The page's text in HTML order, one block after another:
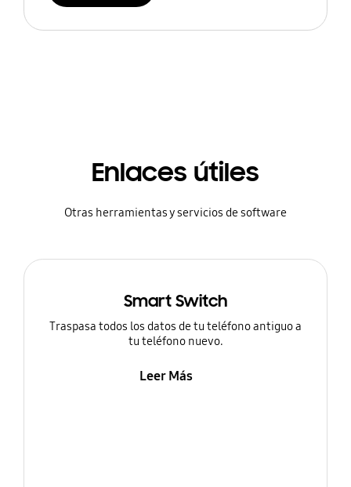
Enlaces útiles
Otras herramientas y servicios de software
Smart Switch
Traspasa todos los datos de tu teléfono antiguo a
tu teléfono nuevo.
Leer Más